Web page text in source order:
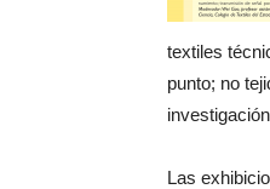
textiles
punto; no
Las